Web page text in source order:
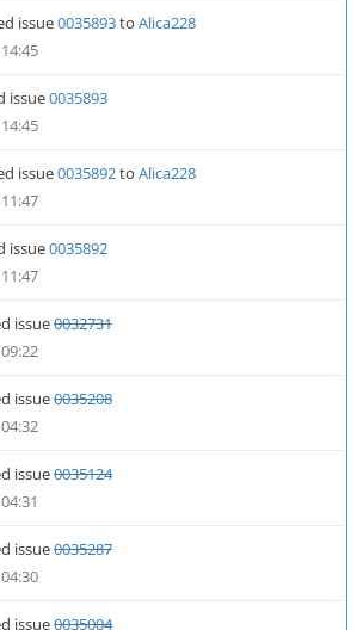
issue0035893to Alica228
issue0035893
issue0035892to Alica228
issue0035892
issue0032731
issue0035208
issue0035124
issue0035287
issue0035004